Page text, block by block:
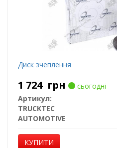
Диск зчеплення
1 724 грн
сьогодні
Артикул:
TRUCKTEC
AUTOMOTIVE
КУПИТИ